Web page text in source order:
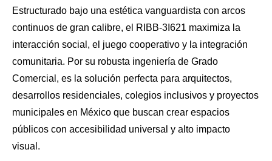
Estructurado bajo una estética vanguardista con arcos
continuos de gran calibre, el RIBB-3I621 maximiza la
interacción social, el juego cooperativo y la integración
comunitaria. Por su robusta ingeniería de Grado
Comercial, es la solución perfecta para arquitectos,
desarrollos residenciales, colegios inclusivos y proyectos
municipales en México que buscan crear espacios
públicos con accesibilidad universal y alto impacto
visual.